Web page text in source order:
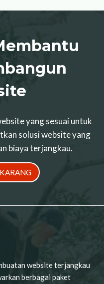
yang sesuai untuk
solusi website yang
biaya terjangkau.
website terjangkau
berbagai paket